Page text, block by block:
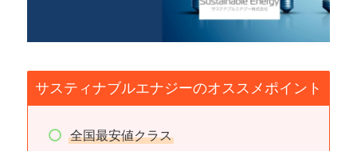
サスティナブルエナジーのオススメポイント
全国最安値クラス